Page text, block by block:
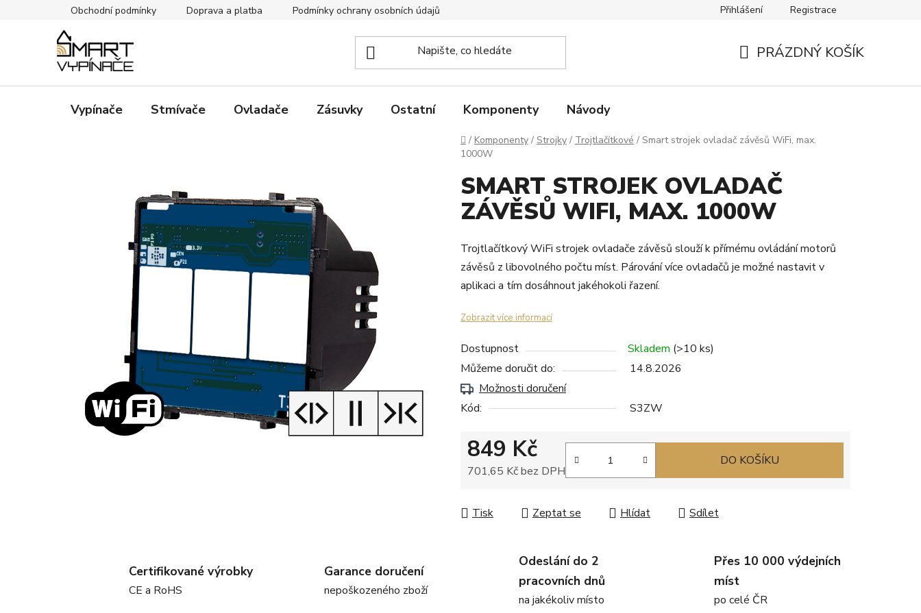
Obchodní podmínky Doprava a platba Podmínky ochrany osobních údajů KontaktyPřihlášení Registrace
PRÁZDNÝ KOŠÍK
Vypínače Stmívače Ovladače Zásuvky Ostatní Komponenty Návody
Domů
/ Komponenty / Strojky / Trojtlačítkové / Smart strojek ovladač závěsů WiFi, max.
1000W
SMART STROJEK OVLADAČ
ZÁVĚSŮ WIFI, MAX. 1000W
Trojtlačítkový WiFi strojek ovladače závěsů slouží k přímému ovládání motorů
závěsů z libovolného počtu míst. Párování více ovladačů je možné nastavit v
aplikaci a tím dosáhnout jakéhokoli řazení.
Zobrazit více informací
Dostupnost Skladem (>10 ks)
Můžeme doručit do:
14.8.2026
Možnosti doručení
Kód:
S3ZW
849 Kč
701,65 Kč bez DPH
DO KOŠÍKU
Tisk Zeptat se Hlídat Sdílet
Certifikované výrobky
CE a RoHS
Garance doručení
nepoškozeného zboží
Odeslání do 2
pracovních dnů
na jakékoliv místo
Přes 10 000 výdejních
míst
po celé ČR